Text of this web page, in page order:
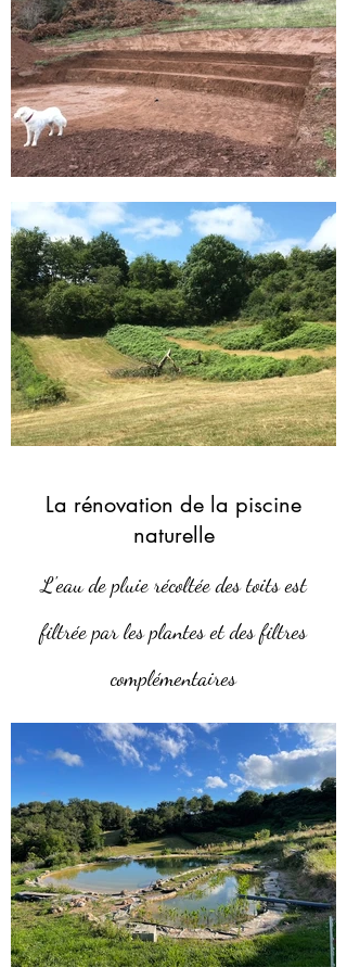
La rénovation de la piscine
naturelle
L'eau de pluie récoltée des toits est
filtrée par les plantes et des filtres
complémentaires